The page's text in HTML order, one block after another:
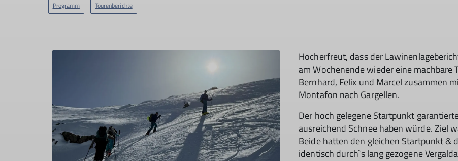
Programm Tourenberichte
Hocherfreut, dass der
am Wochenende wieder eine machbare
Bernhard, Felix und Marcel zusammen
Montafon nach Gargellen.
Der hoch gelegene Startpunkt
ausreichend Schnee haben würde. Ziel
Beide hatten den gleichen Startpunkt &
identisch durch`s lang gezogene